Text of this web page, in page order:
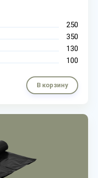
250
350
130
100
В корзину